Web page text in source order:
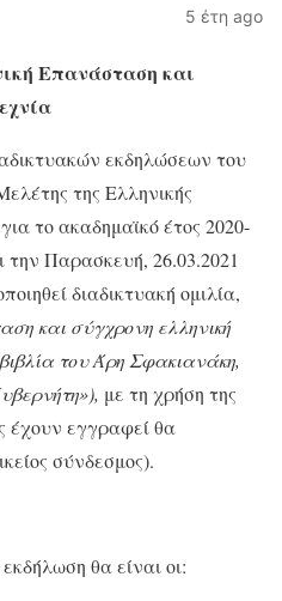
5 έτη ago
Επανάσταση και
εκδηλώσεων του
της Ελληνικής
το ακαδημαϊκό έτος 2020-
την Παρασκευή, 26.03.2021
διαδικτυακή ομιλία,
και σύγχρονη ελληνική
του Άρη Σφακιανάκη,
με τη χρήση της
έχουν εγγραφεί θα
σύνδεσμος).
θα είναι οι: